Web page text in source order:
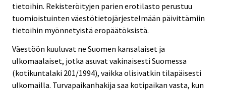
tietoihin. Rekisteröityjen parien erotilasto perustuu
tuomioistuinten väestötietojärjestelmään päivittämiin
tietoihin myönnetyistä eropäätöksistä.
Väestöön kuuluvat ne Suomen kansalaiset ja
ulkomaalaiset, jotka asuvat vakinaisesti Suomessa
(kotikuntalaki 201/1994), vaikka olisivatkin tilapäisesti
ulkomailla. Turvapaikanhakija saa kotipaikan vasta, kun